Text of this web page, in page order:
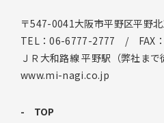
〒547-0041大阪市平野区平野
TEL：06-6777-2777 / FAX
ＪＲ大和路線 平野駅（弊社まで
www.mi-nagi.co.jp
TOP